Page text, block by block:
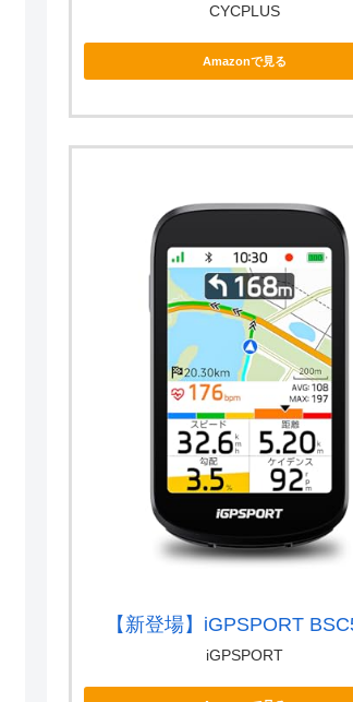
CYCPLUS
Amazonで見る
【新登場】iGPSPORT
iGPSPORT